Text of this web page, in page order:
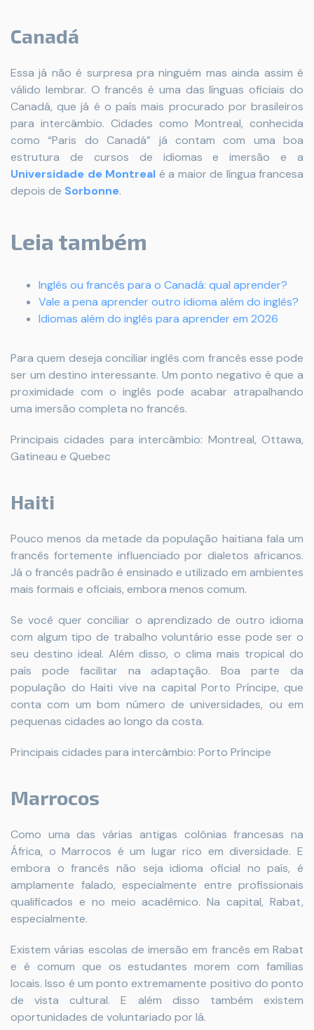
Canadá
Essa já não é surpresa pra ninguém mas ainda assim é
válido lembrar. O francês é uma das línguas oficiais do
Canadá, que já é o país mais procurado por brasileiros
para intercâmbio. Cidades como Montreal, conhecida
como “Paris do Canadá” já contam com uma boa
estrutura de cursos de idiomas e imersão e a
Universidade de Montreal é a maior de língua francesa
depois de Sorbonne.
Leia também
Inglês ou francês para o Canadá: qual aprender?
Vale a pena aprender outro idioma além do inglês?
Idiomas além do inglês para aprender em 2026
Para quem deseja conciliar inglês com francês esse pode
ser um destino interessante. Um ponto negativo é que a
proximidade com o inglês pode acabar atrapalhando
uma imersão completa no francês.
Principais cidades para intercâmbio: Montreal, Ottawa,
Gatineau e Quebec
Haiti
Pouco menos da metade da população haitiana fala um
francês fortemente influenciado por dialetos africanos.
Já o francês padrão é ensinado e utilizado em ambientes
mais formais e oficiais, embora menos comum.
Se você quer conciliar o aprendizado de outro idioma
com algum tipo de trabalho voluntário esse pode ser o
seu destino ideal. Além disso, o clima mais tropical do
país pode facilitar na adaptação. Boa parte da
população do Haiti vive na capital Porto Príncipe, que
conta com um bom número de universidades, ou em
pequenas cidades ao longo da costa.
Principais cidades para intercâmbio: Porto Príncipe
Marrocos
Como uma das várias antigas colônias francesas na
África, o Marrocos é um lugar rico em diversidade. E
embora o francês não seja idioma oficial no país, é
amplamente falado, especialmente entre profissionais
qualificados e no meio acadêmico. Na capital, Rabat,
especialmente.
Existem várias escolas de imersão em francês em Rabat
e é comum que os estudantes morem com famílias
locais. Isso é um ponto extremamente positivo do ponto
de vista cultural. E além disso também existem
oportunidades de voluntariado por lá.